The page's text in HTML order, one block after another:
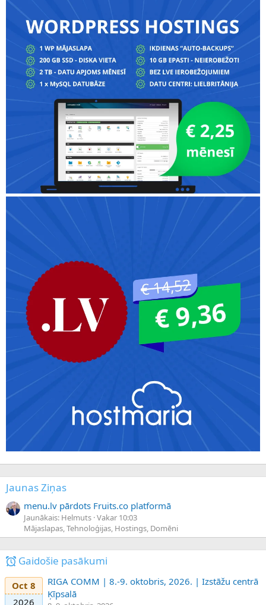
Jaunas Ziņas
menu.lv pārdots Fruits.co platformā
Jaunākais: Helmuts Vakar 10:03
Mājaslapas, Tehnoloģijas, Hostings, Domēni
Gaidošie pasākumi
Oct 8
2026
RIGA COMM | 8.-9. oktobris, 2026. | Izstāžu centrā
Ķīpsalā